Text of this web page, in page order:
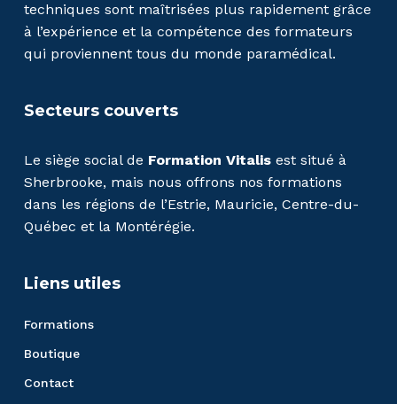
techniques sont maîtrisées plus rapidement grâce
à l’expérience et la compétence des formateurs
qui proviennent tous du monde paramédical.
Secteurs couverts
Le siège social de Formation Vitalisest situé à
Sherbrooke, mais nous offrons nos formations
dans les régions de l’Estrie, Mauricie, Centre-du-
Québec et la Montérégie.
Liens utiles
Formations
Boutique
Contact